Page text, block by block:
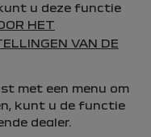
u deze functie
HET
VAN DE
met een menu om
kunt u de functie
dealer.